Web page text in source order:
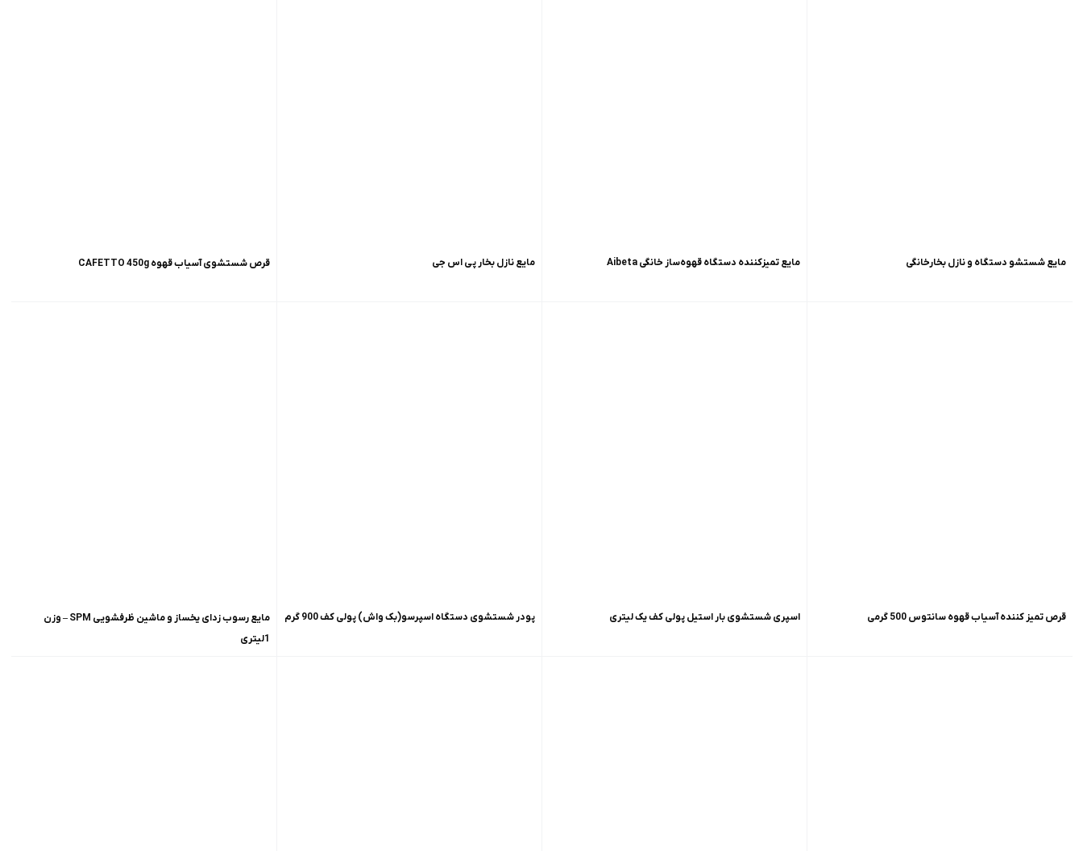
مایع شستشو دستگاه و نازل بخارخانگی مایع تمیزکننده دستگاه قهوه‌ساز خانگی Aibeta مایع نازل بخار پی اس جی قرص شستشوی آسیاب قهوه CAFETTO 450g
قرص تمیز کننده آسیاب قهوه سانتوس 500 گرمی اسپری شستشوی بار استیل پولی کف یک لیتری پودر شستشوی دستگاه اسپرسو(بک واش) پولی کف 900 گرم
مایع رسوب زدای یخساز و ماشین ظرفشویی SPM – وزن
1لیتری